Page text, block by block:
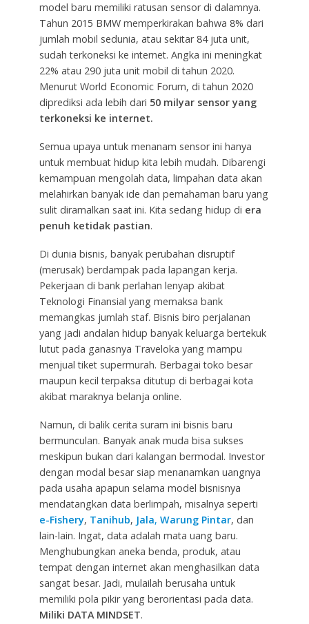
model baru memiliki ratusan sensor di dalamnya.
Tahun 2015 BMW memperkirakan bahwa 8% dari
jumlah mobil sedunia, atau sekitar 84 juta unit,
sudah terkoneksi ke internet. Angka ini meningkat
22% atau 290 juta unit mobil di tahun 2020.
Menurut World Economic Forum, di tahun 2020
diprediksi ada lebih dari 50 milyar sensor yang
terkoneksi ke internet.
Semua upaya untuk menanam sensor ini hanya
untuk membuat hidup kita lebih mudah. Dibarengi
kemampuan mengolah data, limpahan data akan
melahirkan banyak ide dan pemahaman baru yang
sulit diramalkan saat ini. Kita sedang hidup di era
penuh ketidak pastian.
Di dunia bisnis, banyak perubahan disruptif
(merusak) berdampak pada lapangan kerja.
Pekerjaan di bank perlahan lenyap akibat
Teknologi Finansial yang memaksa bank
memangkas jumlah staf. Bisnis biro perjalanan
yang jadi andalan hidup banyak keluarga bertekuk
lutut pada ganasnya Traveloka yang mampu
menjual tiket supermurah. Berbagai toko besar
maupun kecil terpaksa ditutup di berbagai kota
akibat maraknya belanja online.
Namun, di balik cerita suram ini bisnis baru
bermunculan. Banyak anak muda bisa sukses
meskipun bukan dari kalangan bermodal. Investor
dengan modal besar siap menanamkan uangnya
pada usaha apapun selama model bisnisnya
mendatangkan data berlimpah, misalnya seperti
e-Fishery, Tanihub, Jala, Warung Pintar, dan
lain-lain. Ingat, data adalah mata uang baru.
Menghubungkan aneka benda, produk, atau
tempat dengan internet akan menghasilkan data
sangat besar. Jadi, mulailah berusaha untuk
memiliki pola pikir yang berorientasi pada data.
Miliki DATA MINDSET.